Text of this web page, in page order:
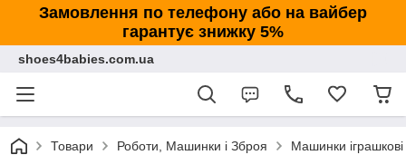
Замовлення по телефону або на вайбер
гарантує знижку 5%
shoes4babies.com.ua
Товари Роботи, Машинки і Зброя Машинки іграшкові